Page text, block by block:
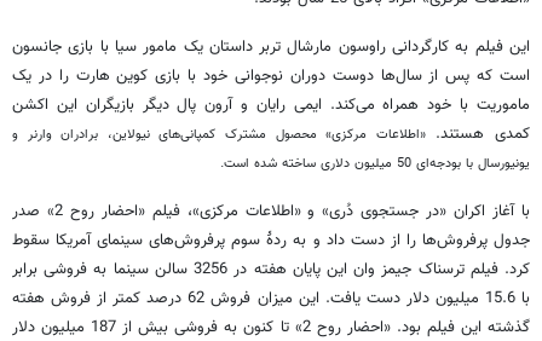
این فیلم به کارگردانی راوسون مارشال تربر داستان یک مامور سیا با بازی جانسون
است که پس از سال‌ها دوست دوران نوجوانی خود با بازی کوین هارت را در یک
ماموریت با خود همراه می‌کند. ایمی رایان و آرون پال دیگر بازیگران این اکشن
کمدی هستند.«اطلاعات مرکزی» محصول مشترک کمپانی‌های نیولاین، برادران وارنر و
یونیورسال با بودجه‌ای 50 میلیون دلاری ساخته شده است.
با آغاز اکران «در جستجوی دُری» و «اطلاعات مرکزی»، فیلم «احضار روح 2» صدر
جدول پرفروش‌ها را از دست داد و به ردۀ سوم پرفروش‌های سینمای آمریکا سقوط
کرد. فیلم ترسناک جیمز وان این پایان هفته در 3256 سالن سینما به فروشی برابر
با 15.6 میلیون دلار دست یافت. این میزان فروش 62 درصد کمتر از فروش هفته
گذشته این فیلم بود. «احضار روح 2» تا کنون به فروشی بیش از 187 میلیون دلار